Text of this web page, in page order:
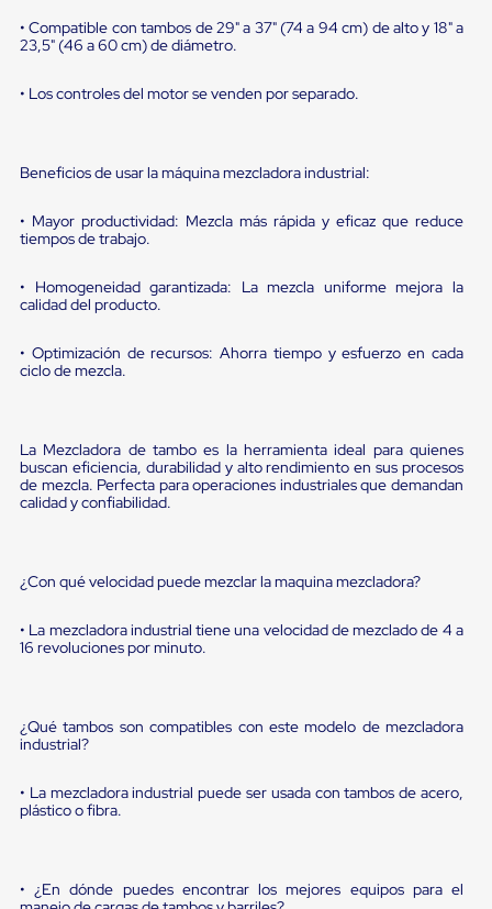
Retenedores
de
Automáticos
Retenedores
Multi
Transportes
de
de
Controles
de
de
carga
Diablito
eléctrico
de
Jaulas
de
Distribución
Dollies
para
Contenedores
Distribución
• Compatible con tambos de 29" a 37" (74 a 94 cm) de alto y 18" a
23,5" (46 a 60 cm) de diámetro.
• Los controles del motor se venden por separado.
Beneficios de usar la máquina mezcladora industrial:
• Mayor productividad: Mezcla más rápida y eficaz que reduce
tiempos de trabajo.
• Homogeneidad garantizada: La mezcla uniforme mejora la
calidad del producto.
• Optimización de recursos: Ahorra tiempo y esfuerzo en cada
ciclo de mezcla.
La Mezcladora de tambo es la herramienta ideal para quienes
buscan eficiencia, durabilidad y alto rendimiento en sus procesos
de mezcla. Perfecta para operaciones industriales que demandan
calidad y confiabilidad.
¿Con qué velocidad puede mezclar la maquina mezcladora?
• La mezcladora industrial tiene una velocidad de mezclado de 4 a
16 revoluciones por minuto.
¿Qué tambos son compatibles con este modelo de mezcladora
industrial?
• La mezcladora industrial puede ser usada con tambos de acero,
plástico o fibra.
• ¿En dónde puedes encontrar los mejores equipos para el